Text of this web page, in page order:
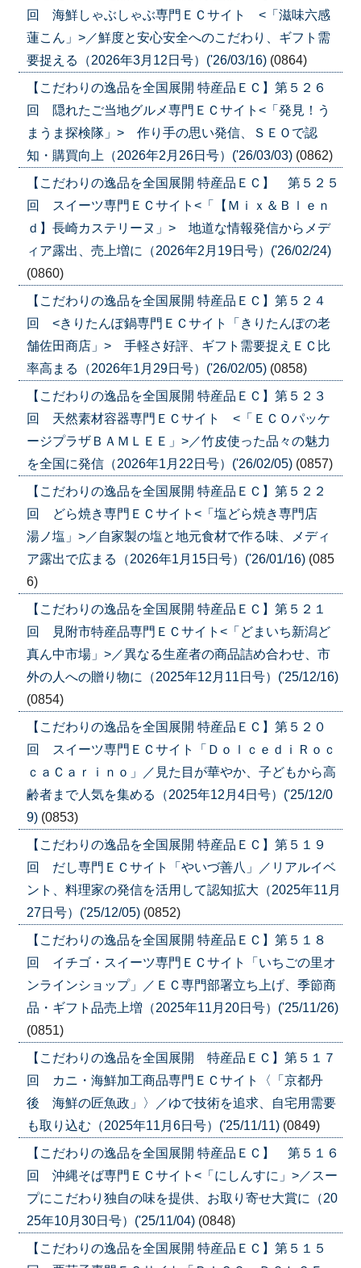
回 海鮮しゃぶしゃぶ専門ＥＣサイト <「滋味六感
蓮こん」>／鮮度と安心安全へのこだわり、ギフト需
要捉える（2026年3月12日号）('26/03/16) (0864)
【こだわりの逸品を全国展開 特産品ＥＣ】第５２６
回 隠れたご当地グルメ専門ＥＣサイト<「発見！う
まうま探検隊」> 作り手の思い発信、ＳＥＯで認
知・購買向上（2026年2月26日号）('26/03/03) (0862)
【こだわりの逸品を全国展開 特産品ＥＣ】 第５２５
回 スイーツ専門ＥＣサイト<「【Ｍｉｘ＆Ｂｌｅｎ
ｄ】長崎カステリーヌ」> 地道な情報発信からメデ
ィア露出、売上増に（2026年2月19日号）('26/02/24)
(0860)
【こだわりの逸品を全国展開 特産品ＥＣ】第５２４
回 <きりたんぽ鍋専門ＥＣサイト「きりたんぽの老
舗佐田商店」> 手軽さ好評、ギフト需要捉えＥＣ比
率高まる（2026年1月29日号）('26/02/05) (0858)
【こだわりの逸品を全国展開 特産品ＥＣ】第５２３
回 天然素材容器専門ＥＣサイト <「ＥＣＯパッケ
ージプラザＢＡＭＬＥＥ」>／竹皮使った品々の魅力
を全国に発信（2026年1月22日号）('26/02/05) (0857)
【こだわりの逸品を全国展開 特産品ＥＣ】第５２２
回 どら焼き専門ＥＣサイト<「塩どら焼き専門店
湯ノ塩」>／自家製の塩と地元食材で作る味、メディ
ア露出で広まる（2026年1月15日号）('26/01/16) (085
6)
【こだわりの逸品を全国展開 特産品ＥＣ】第５２１
回 見附市特産品専門ＥＣサイト<「どまいち新潟ど
真ん中市場」>／異なる生産者の商品詰め合わせ、市
外の人への贈り物に（2025年12月11日号）('25/12/16)
(0854)
【こだわりの逸品を全国展開 特産品ＥＣ】第５２０
回 スイーツ専門ＥＣサイト「ＤｏｌｃｅｄｉＲｏｃ
ｃａＣａｒｉｎｏ」／見た目が華やか、子どもから高
齢者まで人気を集める（2025年12月4日号）('25/12/0
9) (0853)
【こだわりの逸品を全国展開 特産品ＥＣ】第５１９
回 だし専門ＥＣサイト「やいづ善八」／リアルイベ
ント、料理家の発信を活用して認知拡大（2025年11月
27日号）('25/12/05) (0852)
【こだわりの逸品を全国展開 特産品ＥＣ】第５１８
回 イチゴ・スイーツ専門ＥＣサイト「いちごの里オ
ンラインショップ」／ＥＣ専門部署立ち上げ、季節商
品・ギフト品売上増（2025年11月20日号）('25/11/26)
(0851)
【こだわりの逸品を全国展開 特産品ＥＣ】第５１７
回 カニ・海鮮加工商品専門ＥＣサイト〈「京都丹
後 海鮮の匠魚政」〉／ゆで技術を追求、自宅用需要
も取り込む（2025年11月6日号）('25/11/11) (0849)
【こだわりの逸品を全国展開 特産品ＥＣ】 第５１６
回 沖縄そば専門ＥＣサイト<「にしんすに」>／スー
プにこだわり独自の味を提供、お取り寄せ大賞に（20
25年10月30日号）('25/11/04) (0848)
【こだわりの逸品を全国展開 特産品ＥＣ】第５１５